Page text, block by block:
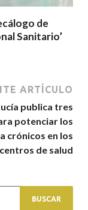
de
Sanitario’
ARTÍCULO
publica tres
potenciar los
crónicos en los
centros de salud